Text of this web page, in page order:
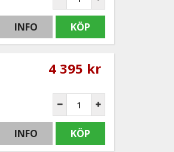
INFO KÖP
4 395 kr
INFO KÖP